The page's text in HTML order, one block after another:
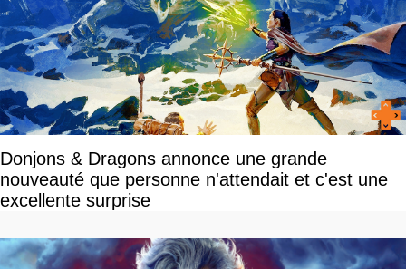
Donjons & Dragons annonce une grande
nouveauté que personne n'attendait et c'est une
excellente surprise